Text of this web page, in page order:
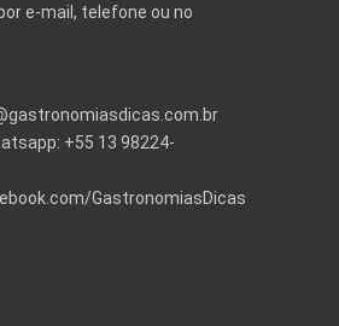
e-mail, telefone ou no
+55 13 98224-
GastronomiasDicas